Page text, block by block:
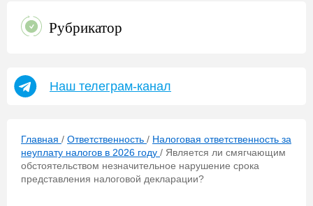
Рубрикатор
Наш телеграм-канал
Главная / Ответственность / Налоговая ответственность за
неуплату налогов в 2026 году / Является ли смягчающим
обстоятельством незначительное нарушение срока
представления налоговой декларации?